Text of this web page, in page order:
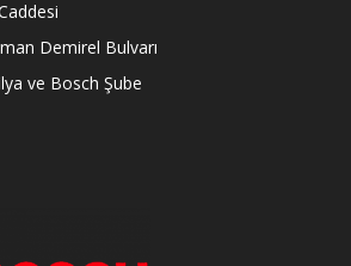
Demirel Bulvarı
ve Bosch Şube